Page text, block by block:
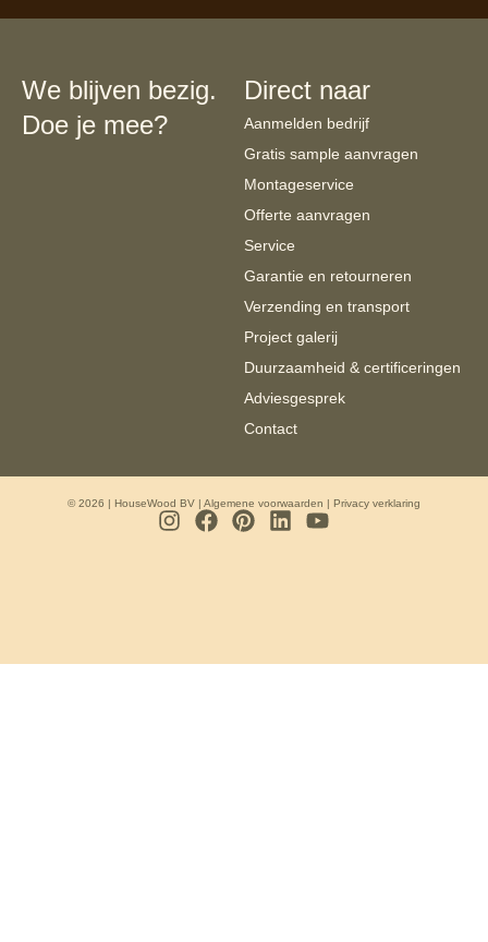
We blijven bezig.
Doe je mee?
Direct naar
Aanmelden bedrijf
Gratis sample aanvragen
Montageservice
Offerte aanvragen
Service
Garantie en retourneren
Verzending en transport
Project galerij
Duurzaamheid & certificeringen
Adviesgesprek
Contact
© 2026 | HouseWood BV | Algemene voorwaarden | Privacy verklaring